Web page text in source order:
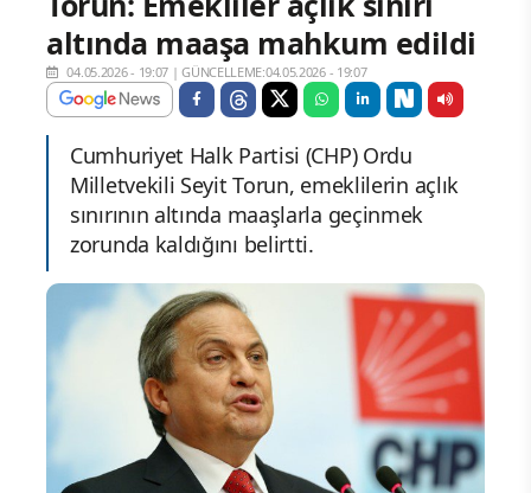
altında maaşa mahkum edildi
04.05.2026 - 19:07 |GÜNCELLEME:04.05.2026 - 19:07
Cumhuriyet Halk Partisi (CHP) Ordu
Milletvekili Seyit Torun, emeklilerin açlık
sınırının altında maaşlarla geçinmek
zorunda kaldığını belirtti.